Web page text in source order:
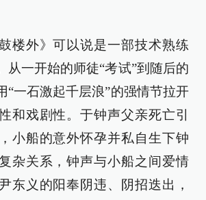
楼外》可以说是一部技术熟练
从一开始的师徒“考试”到随后的
“一石激起千层浪”的强情节拉开
和戏剧性。于钟声父亲死亡引
小船的意外怀孕并私自生下钟
杂关系，钟声与小船之间爱情
东义的阳奉阴违、阴招迭出，